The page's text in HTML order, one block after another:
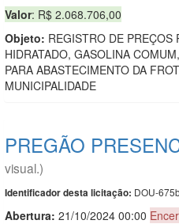
Valor: R$ 2.068.706,00
Objeto: REGISTRO DE PREÇOS
HIDRATADO, GASOLINA
PARA ABASTECIMENTO DA
MUNICIPALIDADE
PREGÃO
visual.)
Identificador desta licitação: DOU-
Abertura: 21/10/2024 00:00